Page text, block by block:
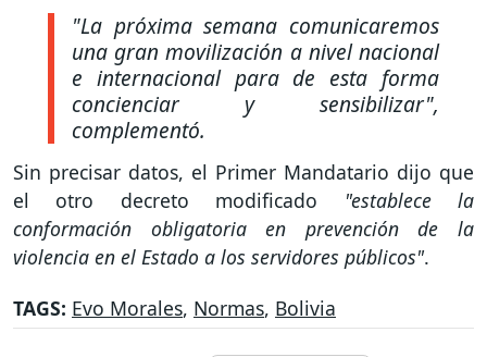
"La próxima semana comunicaremos
una gran movilización a nivel nacional
e internacional para de esta forma
concienciar y sensibilizar",
complementó.
Sin precisar datos, el Primer Mandatario dijo que
el otro decreto modificado "establece la
conformación obligatoria en prevención de la
violencia en el Estado a los servidores públicos".
TAGS: Evo Morales, Normas, Bolivia